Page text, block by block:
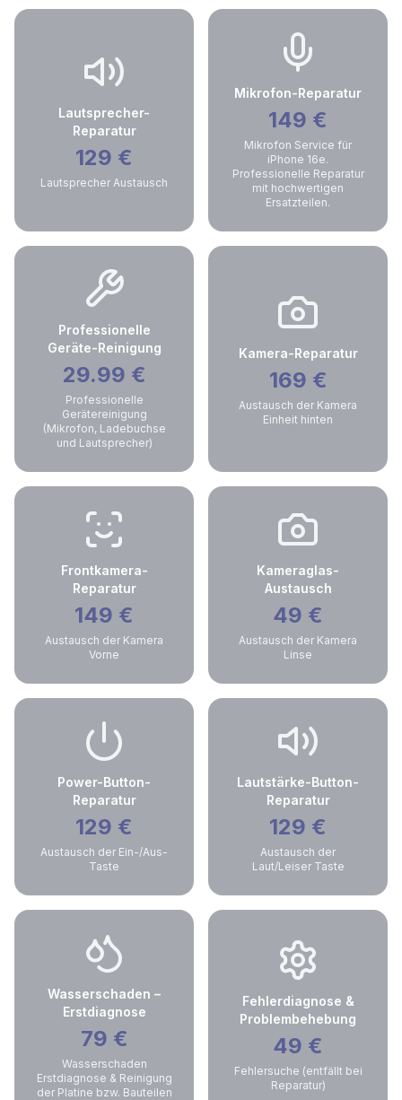
Lautsprecher-
Reparatur
129 €
Lautsprecher Austausch
Mikrofon-Reparatur
149 €
Mikrofon Service für
iPhone 16e.
Professionelle Reparatur
mit hochwertigen
Ersatzteilen.
Professionelle
Geräte-Reinigung
29.99 €
Professionelle
Gerätereinigung
(Mikrofon, Ladebuchse
und Lautsprecher)
Kamera-Reparatur
169 €
Austausch der Kamera
Einheit hinten
Frontkamera-
Reparatur
149 €
Austausch der Kamera
Vorne
Kameraglas-
Austausch
49 €
Austausch der Kamera
Linse
Power-Button-
Reparatur
129 €
Austausch der Ein-/Aus-
Taste
Lautstärke-Button-
Reparatur
129 €
Austausch der
Laut/Leiser Taste
Wasserschaden –
Erstdiagnose
79 €
Wasserschaden
Erstdiagnose & Reinigung
der Platine bzw. Bauteilen
Fehlerdiagnose &
Problembehebung
49 €
Fehlersuche (entfällt bei
Reparatur)